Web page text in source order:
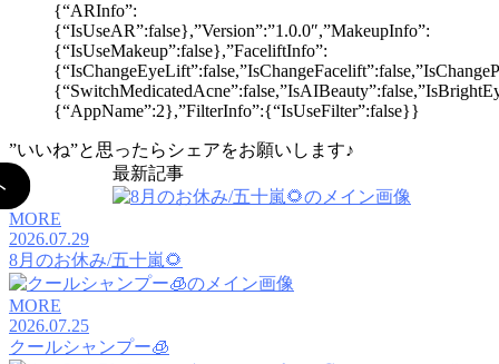
{“ARInfo”:
{“IsUseAR”:false},”Version”:”1.0.0″,”MakeupInfo”:
{“IsUseMakeup”:false},”FaceliftInfo”:
{“AppName”:2},”FilterInfo”:{“IsUseFilter”:false}}
”いいね”と思ったらシェアをお願いします♪
最新記事
MORE
2026.07.29
8月のお休み/五十嵐🌻
MORE
2026.07.25
クールシャンプー🧊